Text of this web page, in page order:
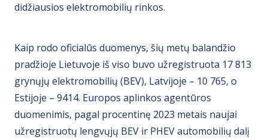
didžiausios elektromobilių rinkos.
Kaip rodo oficialūs duomenys, šių metų balandžio
pradžioje Lietuvoje iš viso buvo užregistruota 17 813
grynųjų elektromobilių (BEV), Latvijoje – 10 765, o
Estijoje – 9414. Europos aplinkos agentūros
duomenimis, pagal procentinę 2023 metais naujai
užregistruotų lengvųjų BEV ir PHEV automobilių dalį